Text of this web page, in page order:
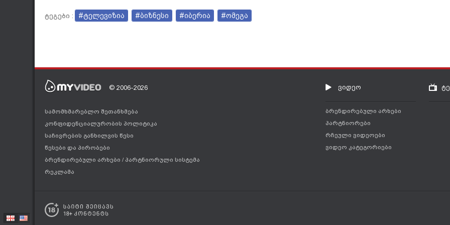
ტეგები : #ტელევიზია #ბიზნესი #იბერია #ომეგა
© 2006-2026
სამომხმარებლო შეთანხმება
კონფიდენციალურობის პოლიტიკა
საჩივრების განხილვის წესი
წესები და პირობები
ბრენდირებული არხები / პარტნიორული სისტემა
რეკლამა
ვიდეო
ბრენდირებული არხები
პარტნიორები
რჩეული ვიდეოები
ვიდეო კატეგორიები